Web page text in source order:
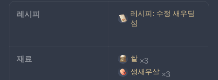
레시피
레시피: 수정 새우딤
섬
재료 쌀 ×3
생새우살 ×3